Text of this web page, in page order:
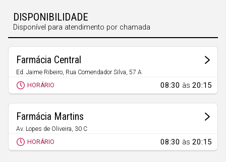
Bragança
Évora
Faro
Leiria
Lisboa
DISPONIBILIDADE
Disponível para atendimento por chamada
Farmácia Central
Ed. Jaime Ribeiro, Rua Comendador Silva, 57 A
Vila Pouca de Aguiar
HORÁRIO 08:30 às20:15
Farmácia Martins
Av. Lopes de Oliveira, 30 C
Bornes de Aguiar
HORÁRIO 08:30 às20:15